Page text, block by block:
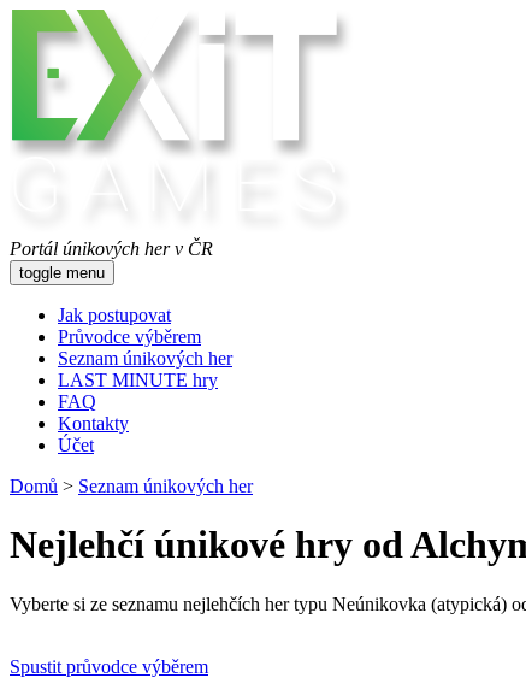
Portál únikových her v ČR
toggle menu
Jak postupovat
Průvodce výběrem
Seznam únikových her
LAST MINUTE hry
FAQ
Kontakty
Účet
Domů > Seznam únikových her
Nejlehčí únikové hry od
Vyberte si ze seznamu nejlehčích her typu Neúnikovka (atypická)
Spustit průvodce výběrem